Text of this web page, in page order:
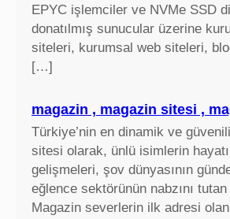
EPYC işlemciler ve NVMe SSD
donatılmış sunucular üzerine
siteleri, kurumsal web siteleri,
[…]
magazin , magazin sitesi ,
Türkiye’nin en dinamik ve
sitesi olarak, ünlü isimlerin
gelişmeleri, şov dünyasının
eğlence sektörünün nabzını
Magazin severlerin ilk adresi